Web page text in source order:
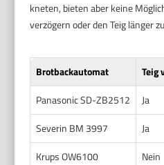
kneten, bieten aber keine
verzögern oder den Teig länger
Brotbackautomat Teig
Panasonic SD-ZB2512
Ja
Severin BM 3997
Ja
Krups OW6100
Nein